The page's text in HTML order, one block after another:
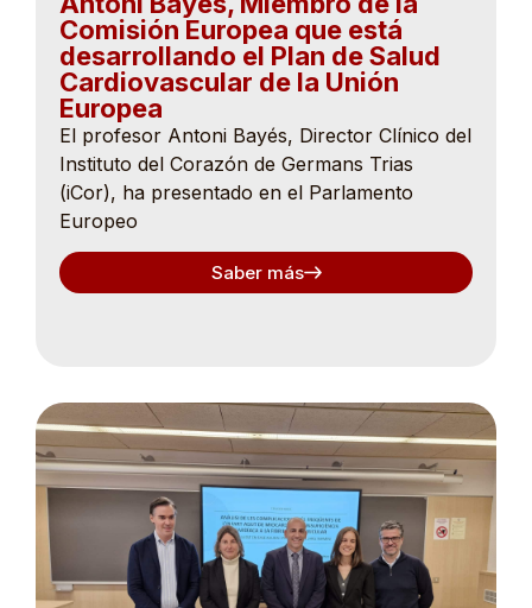
Comisión Europea que está
desarrollando el Plan de Salud
Cardiovascular de la Unión
Europea
El profesor Antoni Bayés, Director Clínico del
Instituto del Corazón de Germans Trias
(iCor), ha presentado en el Parlamento
Europeo
Saber más